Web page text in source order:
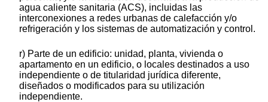
agua caliente sanitaria (ACS), incluidas las
interconexiones a redes urbanas de calefacción y/o
refrigeración y los sistemas de automatización y control.
r) Parte de un edificio: unidad, planta, vivienda o
apartamento en un edificio, o locales destinados a uso
independiente o de titularidad jurídica diferente,
diseñados o modificados para su utilización
independiente.